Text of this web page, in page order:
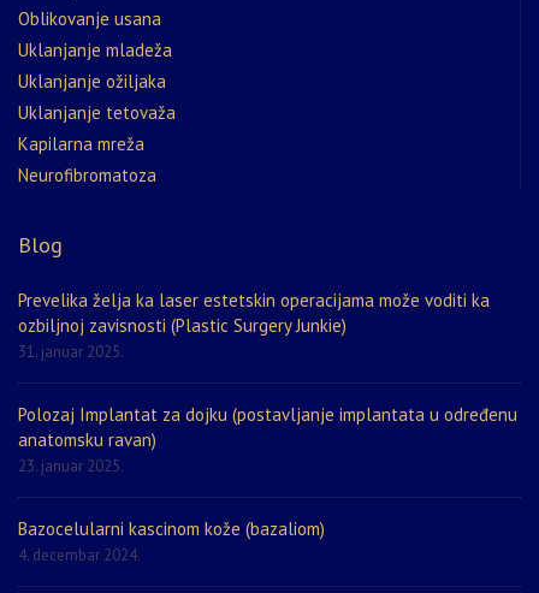
Oblikovanje usana
Uklanjanje mladeža
Uklanjanje ožiljaka
Uklanjanje tetovaža
Kapilarna mreža
Neurofibromatoza
Blog
Prevelika želja ka laser estetskin operacijama može voditi ka
ozbiljnoj zavisnosti (Plastic Surgery Junkie)
31. januar 2025.
Polozaj Implantat za dojku (postavljanje implantata u određenu
anatomsku ravan)
23. januar 2025.
Bazocelularni kascinom kože (bazaliom)
4. decembar 2024.